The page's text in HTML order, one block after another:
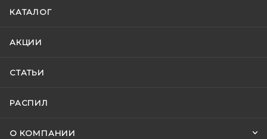
КАТАЛОГ
АКЦИИ
СТАТЬИ
РАСПИЛ
О КОМПАНИИ